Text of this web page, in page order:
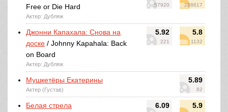
57920 288617
Free or Die Hard
Актер: Дубляж
5.92
221
5.8
1132
Джонни Капахала: Снова на
доске / Johnny Kapahala: Back
on Board
Актер: Дубляж
5.89
82
Мушкетёры Екатерины
Актер (Густав)
6.09 5.9
Белая стрела